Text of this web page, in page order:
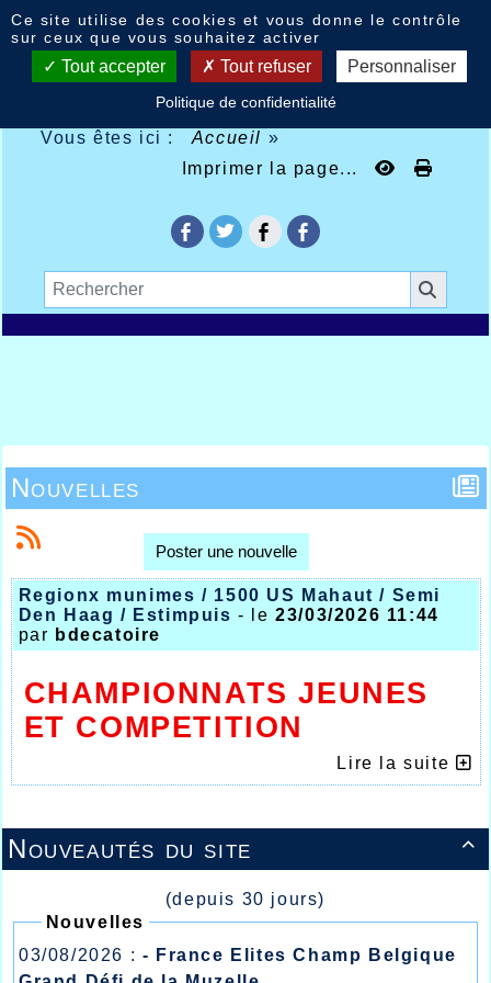
Vous êtes ici : Accueil »
Imprimer la page...

Nouveautés du site
(depuis 30 jours)
Nouvelles
03/08/2026 : - France Elites Champ Belgique
Nouvelles
Poster une nouvelle
Regionx munimes / 1500 US Mahaut / Semi
Den Haag / Estimpuis- le23/03/2026 11:44
par bdecatoire
CHAMPIONNATS JEUNES
ET COMPETITION
Université Américaine
Pour l’athlétisme en France nous sommes
avec une préparation accès sur l’été et les
meetings ou courses hors stade à références,
estivale démarre avec il est vrai des
conditions atmosphériques bien meilleures
Lire la suite
Ce site utilise des cookies et vous donne le contrôle
sur ceux que vous souhaitez activer
Tout accepter Tout refuser Personnaliser
Politique de confidentialité